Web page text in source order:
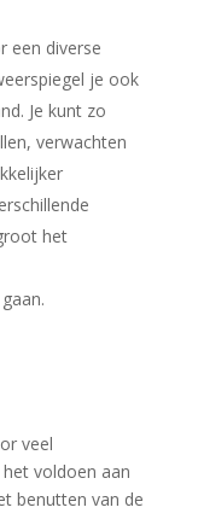
een diverse
je ook
Je kunt zo
verwachten
het
veel
voldoen aan
benutten van de